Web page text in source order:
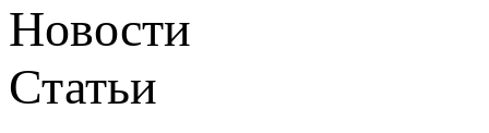
Новости
Статьи